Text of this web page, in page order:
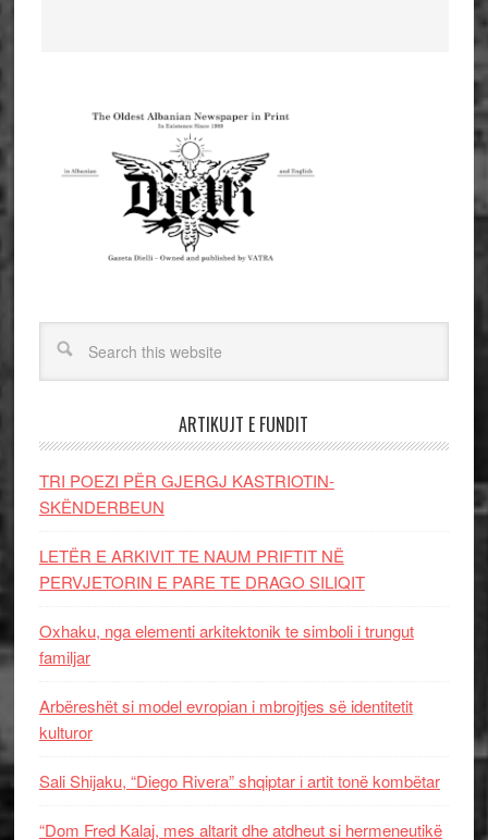
ARTIKUJT E FUNDIT
TRI POEZI PËR GJERGJ KASTRIOTIN-
SKËNDERBEUN
LETËR E ARKIVIT TE NAUM PRIFTIT NË
PERVJETORIN E PARE TE DRAGO SILIQIT
Oxhaku, nga elementi arkitektonik te simboli i trungut
familjar
Arbëreshët si model evropian i mbrojtjes së identitetit
kulturor
Sali Shijaku, “Diego Rivera” shqiptar i artit tonë kombëtar
“Dom Fred Kalaj, mes altarit dhe atdheut si hermeneutikë